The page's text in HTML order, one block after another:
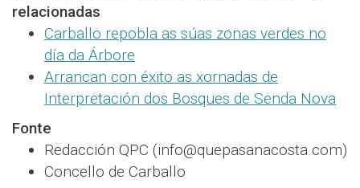
relacionadas
Carballo repobla as súas zonas verdes no
día da Árbore
Arrancan con éxito as xornadas de
Interpretación dos Bosques de Senda Nova
Fonte
Redacción QPC (info@quepasanacosta.com)
Concello de Carballo